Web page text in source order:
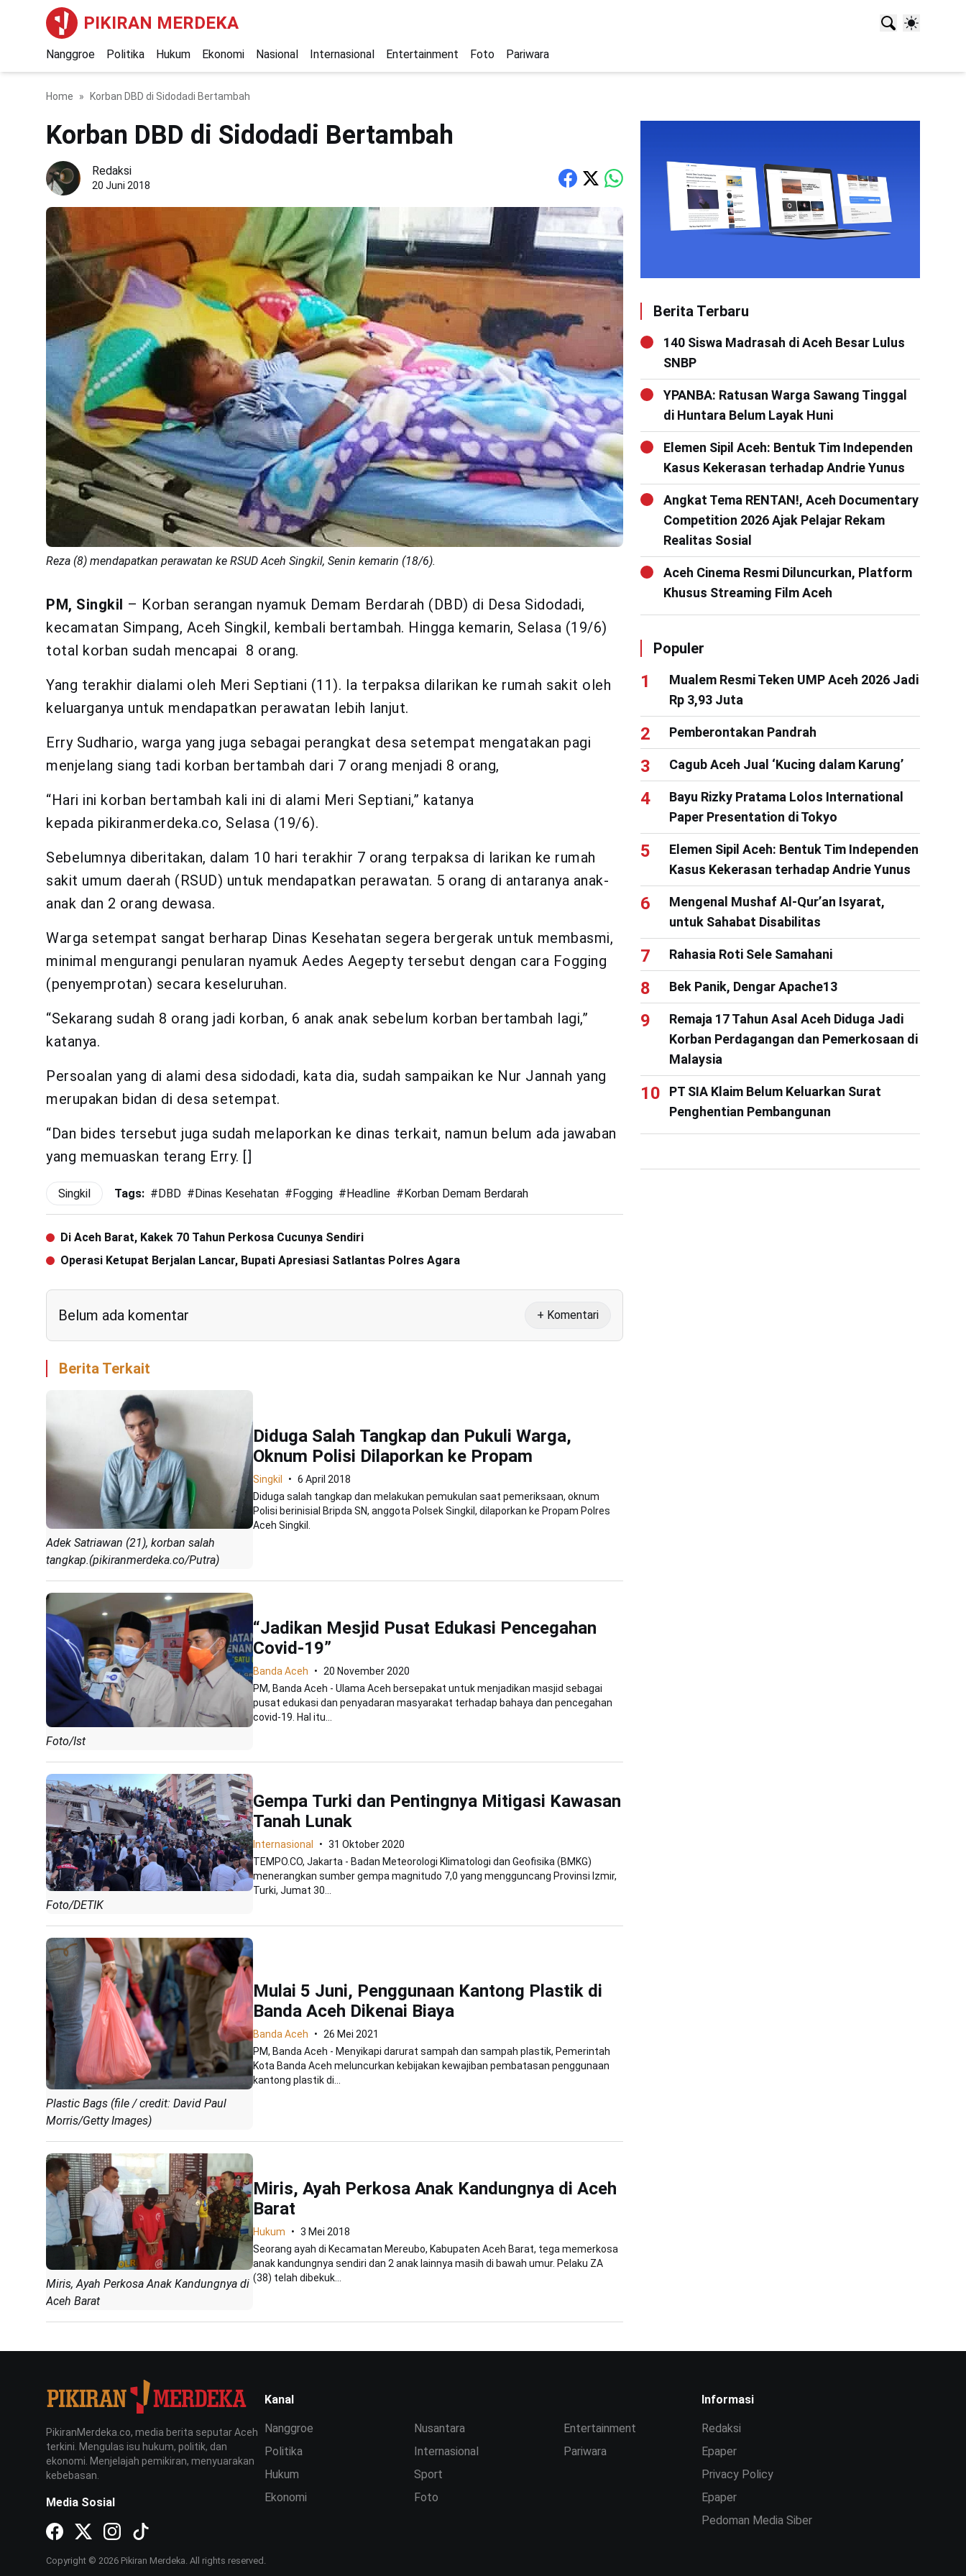
PIKIRAN MERDEKA
Nanggroe Politika Hukum Ekonomi Nasional Internasional Entertainment Foto Pariwara
Home Korban DBD di Sidodadi Bertambah
Korban DBD di Sidodadi Bertambah
Redaksi
20 Juni 2018
Reza (8) mendapatkan perawatan ke RSUD Aceh Singkil, Senin kemarin (18/6).
PM, Singkil – Korban serangan nyamuk Demam Berdarah (DBD) di Desa Sidodadi,
kecamatan Simpang, Aceh Singkil, kembali bertambah. Hingga kemarin, Selasa (19/6)
total korban sudah mencapai 8 orang.
Yang terakhir dialami oleh Meri Septiani (11). Ia terpaksa dilarikan ke rumah sakit oleh
keluarganya untuk mendapatkan perawatan lebih lanjut.
Erry Sudhario, warga yang juga sebagai perangkat desa setempat mengatakan pagi
menjelang siang tadi korban bertambah dari 7 orang menjadi 8 orang,
“Hari ini korban bertambah kali ini di alami Meri Septiani,” katanya
kepada pikiranmerdeka.co, Selasa (19/6).
Sebelumnya diberitakan, dalam 10 hari terakhir 7 orang terpaksa di larikan ke rumah
sakit umum daerah (RSUD) untuk mendapatkan perawatan. 5 orang di antaranya anak-
anak dan 2 orang dewasa.
Warga setempat sangat berharap Dinas Kesehatan segera bergerak untuk membasmi,
minimal mengurangi penularan nyamuk Aedes Aegepty tersebut dengan cara Fogging
(penyemprotan) secara keseluruhan.
“Sekarang sudah 8 orang jadi korban, 6 anak anak sebelum korban bertambah lagi,”
katanya.
Persoalan yang di alami desa sidodadi, kata dia, sudah sampaikan ke Nur Jannah yang
merupakan bidan di desa setempat.
“Dan bides tersebut juga sudah melaporkan ke dinas terkait, namun belum ada jawaban
yang memuaskan terang Erry. []
Singkil Tags: #DBD #Dinas Kesehatan #Fogging #Headline #Korban Demam Berdarah
Di Aceh Barat, Kakek 70 Tahun Perkosa Cucunya Sendiri
Operasi Ketupat Berjalan Lancar, Bupati Apresiasi Satlantas Polres Agara
Belum ada komentar + Komentari
Berita Terkait
Adek Satriawan (21), korban salah
tangkap.(pikiranmerdeka.co/Putra)
Diduga Salah Tangkap dan Pukuli Warga,
Oknum Polisi Dilaporkan ke Propam
Singkil
6 April 2018
Diduga salah tangkap dan melakukan pemukulan saat pemeriksaan, oknum
Polisi berinisial Bripda SN, anggota Polsek Singkil, dilaporkan ke Propam Polres
Aceh Singkil.
Foto/Ist
“Jadikan Mesjid Pusat Edukasi Pencegahan
Covid-19”
Banda Aceh
20 November 2020
PM, Banda Aceh - Ulama Aceh bersepakat untuk menjadikan masjid sebagai
pusat edukasi dan penyadaran masyarakat terhadap bahaya dan pencegahan
covid-19. Hal itu...
Foto/DETIK
Gempa Turki dan Pentingnya Mitigasi Kawasan
Tanah Lunak
Internasional
31 Oktober 2020
TEMPO.CO, Jakarta - Badan Meteorologi Klimatologi dan Geofisika (BMKG)
menerangkan sumber gempa magnitudo 7,0 yang mengguncang Provinsi Izmir,
Turki, Jumat 30...
Plastic Bags (file / credit: David Paul
Morris/Getty Images)
Mulai 5 Juni, Penggunaan Kantong Plastik di
Banda Aceh Dikenai Biaya
Banda Aceh
26 Mei 2021
PM, Banda Aceh - Menyikapi darurat sampah dan sampah plastik, Pemerintah
Kota Banda Aceh meluncurkan kebijakan kewajiban pembatasan penggunaan
kantong plastik di...
Miris, Ayah Perkosa Anak Kandungnya di
Aceh Barat
Miris, Ayah Perkosa Anak Kandungnya di Aceh
Barat
Hukum
3 Mei 2018
Seorang ayah di Kecamatan Mereubo, Kabupaten Aceh Barat, tega memerkosa
anak kandungnya sendiri dan 2 anak lainnya masih di bawah umur. Pelaku ZA
(38) telah dibekuk...
Berita Terbaru
140 Siswa Madrasah di Aceh Besar Lulus
SNBP
YPANBA: Ratusan Warga Sawang Tinggal
di Huntara Belum Layak Huni
Elemen Sipil Aceh: Bentuk Tim Independen
Kasus Kekerasan terhadap Andrie Yunus
Angkat Tema RENTAN!, Aceh Documentary
Competition 2026 Ajak Pelajar Rekam
Realitas Sosial
Aceh Cinema Resmi Diluncurkan, Platform
Khusus Streaming Film Aceh
Populer
Mualem Resmi Teken UMP Aceh 2026 Jadi
Rp 3,93 Juta
Pemberontakan Pandrah
Cagub Aceh Jual ‘Kucing dalam Karung’
Bayu Rizky Pratama Lolos International
Paper Presentation di Tokyo
Elemen Sipil Aceh: Bentuk Tim Independen
Kasus Kekerasan terhadap Andrie Yunus
Mengenal Mushaf Al-Qur’an Isyarat,
untuk Sahabat Disabilitas
Rahasia Roti Sele Samahani
Bek Panik, Dengar Apache13
Remaja 17 Tahun Asal Aceh Diduga Jadi
Korban Perdagangan dan Pemerkosaan di
Malaysia
PT SIA Klaim Belum Keluarkan Surat
Penghentian Pembangunan
PikiranMerdeka.co, media berita seputar Aceh
terkini. Mengulas isu hukum, politik, dan
ekonomi. Menjelajah pemikiran, menyuarakan
kebebasan.
Media Sosial
Kanal
Nanggroe
Politika
Hukum
Ekonomi
Nusantara
Internasional
Sport
Foto
Entertainment
Pariwara
Informasi
Redaksi
Epaper
Privacy Policy
Epaper
Pedoman Media Siber
Copyright © 2026 Pikiran Merdeka. All rights reserved.